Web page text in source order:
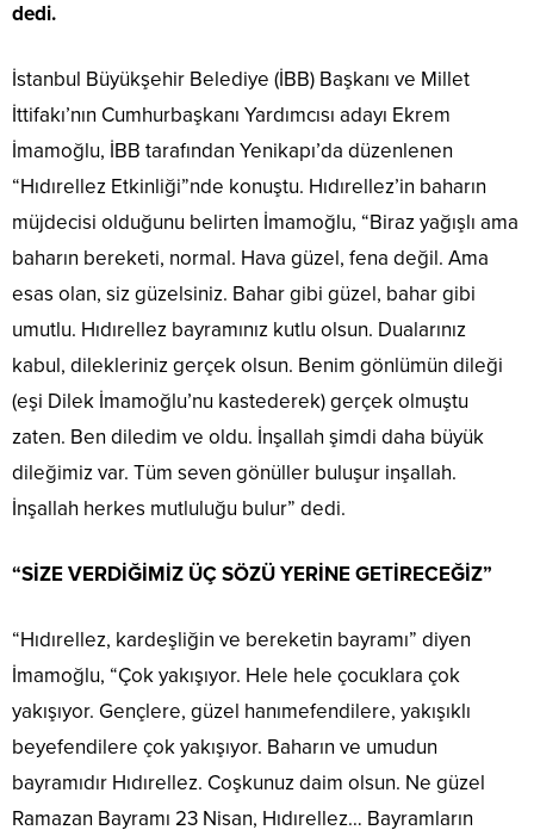
dedi.
İstanbul Büyükşehir Belediye (İBB) Başkanı ve Millet
İttifakı’nın Cumhurbaşkanı Yardımcısı adayı Ekrem
İmamoğlu, İBB tarafından Yenikapı’da düzenlenen
“Hıdırellez Etkinliği”nde konuştu. Hıdırellez’in baharın
müjdecisi olduğunu belirten İmamoğlu, “Biraz yağışlı ama
baharın bereketi, normal. Hava güzel, fena değil. Ama
esas olan, siz güzelsiniz. Bahar gibi güzel, bahar gibi
umutlu. Hıdırellez bayramınız kutlu olsun. Dualarınız
kabul, dilekleriniz gerçek olsun. Benim gönlümün dileği
(eşi Dilek İmamoğlu’nu kastederek) gerçek olmuştu
zaten. Ben diledim ve oldu. İnşallah şimdi daha büyük
dileğimiz var. Tüm seven gönüller buluşur inşallah.
İnşallah herkes mutluluğu bulur” dedi.
“SİZE VERDİĞİMİZ ÜÇ SÖZÜ YERİNE GETİRECEĞİZ”
“Hıdırellez, kardeşliğin ve bereketin bayramı” diyen
İmamoğlu, “Çok yakışıyor. Hele hele çocuklara çok
yakışıyor. Gençlere, güzel hanımefendilere, yakışıklı
beyefendilere çok yakışıyor. Baharın ve umudun
bayramıdır Hıdırellez. Coşkunuz daim olsun. Ne güzel
Ramazan Bayramı 23 Nisan, Hıdırellez… Bayramların